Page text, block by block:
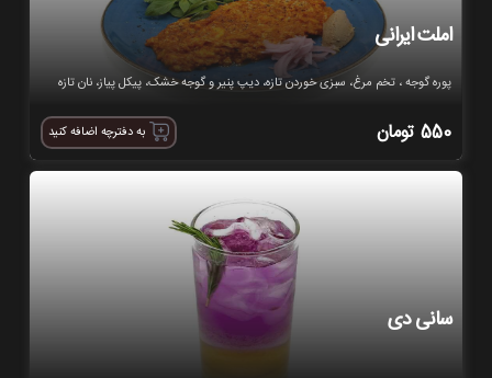
املت ایرانی
پوره گوجه ، تخم مرغ، سبزی خوردن تازه، دیپ پنیر و گوجه خشک، پیکل پیاز، نان تازه
550 تومان به دفترچه اضافه کنید
سانی دی